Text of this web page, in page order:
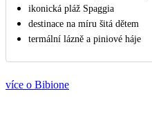
ikonická pláž Spaggia
destinace na míru šitá dětem
termální lázně a piniové háje
více o Bibione